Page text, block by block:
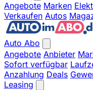
Angebote Marken
Verkaufen Autos
Auto Abo
Angebote Anbieter
Sofort verfügbar
Anzahlung Deals
Leasing